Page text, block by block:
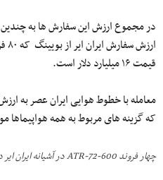
قیمت ۱۶ میلیارد دلار است.
که گزینه های مربوط به همه هواپیماها
چهار فروند ATR-72-600 در آشیانه ایران ایر در فرودگاه مهرآباد تهران